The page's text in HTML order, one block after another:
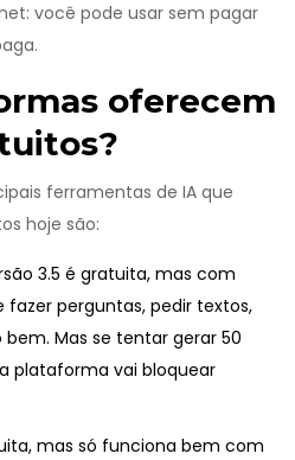
você pode usar sem pagar
oferecem
ferramentas de IA que
hoje são:
3.5 é gratuita, mas com
fazer perguntas, pedir textos,
Mas se tentar gerar 50
plataforma vai bloquear
mas só funciona bem com